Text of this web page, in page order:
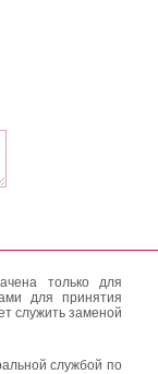
только для
для принятия
служить заменой
службой по